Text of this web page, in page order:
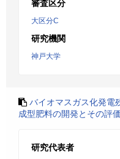
審査区分
大区分C
研究機関
神戸大学
バイオマスガス化発電
成型肥料の開発とその評価
研究代表者